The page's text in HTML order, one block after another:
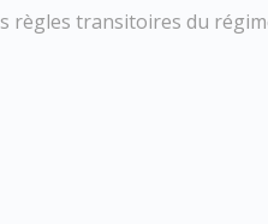
règles transitoires du